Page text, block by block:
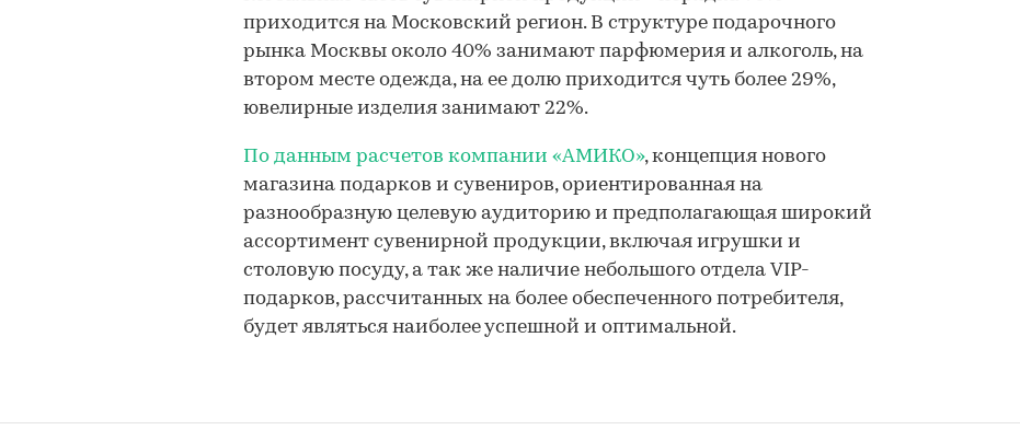
приходится на Московский регион. В структуре подарочного
рынка Москвы около 40% занимают парфюмерия и алкоголь, на
втором месте одежда, на ее долю приходится чуть более 29%,
ювелирные изделия занимают 22%.
По данным расчетов компании «АМИКО», концепция нового
магазина подарков и сувениров, ориентированная на
разнообразную целевую аудиторию и предполагающая широкий
ассортимент сувенирной продукции, включая игрушки и
столовую посуду, а так же наличие небольшого отдела VIP-
подарков, рассчитанных на более обеспеченного потребителя,
будет являться наиболее успешной и оптимальной.